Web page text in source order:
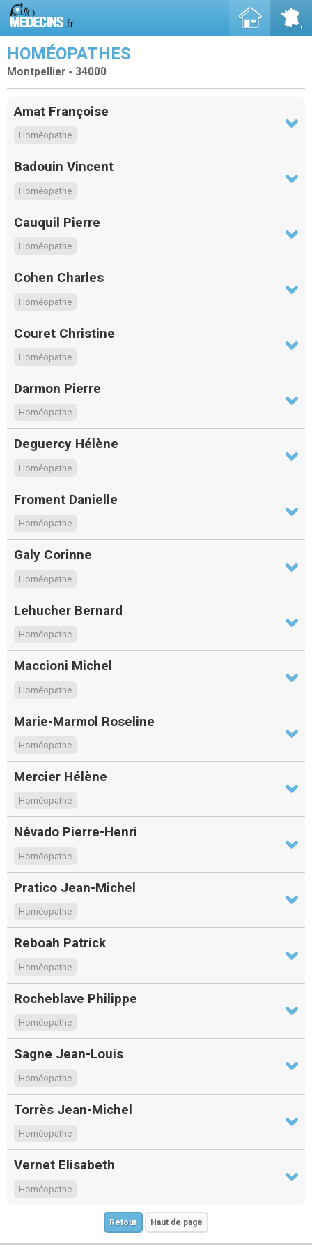
HOMÉOPATHES
Montpellier - 34000
Amat Françoise
Homéopathe
Badouin Vincent
Homéopathe
Cauquil Pierre
Homéopathe
Cohen Charles
Homéopathe
Couret Christine
Homéopathe
Darmon Pierre
Homéopathe
Deguercy Hélène
Homéopathe
Froment Danielle
Homéopathe
Galy Corinne
Homéopathe
Lehucher Bernard
Homéopathe
Maccioni Michel
Homéopathe
Marie-Marmol Roseline
Homéopathe
Mercier Hélène
Homéopathe
Névado Pierre-Henri
Homéopathe
Pratico Jean-Michel
Homéopathe
Reboah Patrick
Homéopathe
Rocheblave Philippe
Homéopathe
Sagne Jean-Louis
Homéopathe
Torrès Jean-Michel
Homéopathe
Vernet Elisabeth
Homéopathe
Retour Haut de page